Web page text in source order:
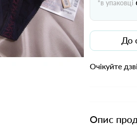
*в упаковці
До
Очікуйте
Опис